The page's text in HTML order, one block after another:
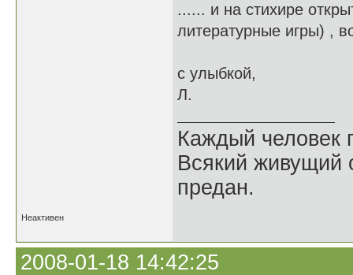
...... и на стихире
литературные игры) ,
с улыбкой,
Л.
Каждый человек
Всякий живущий
предан.
Неактивен
2008-01-18 14:42:25